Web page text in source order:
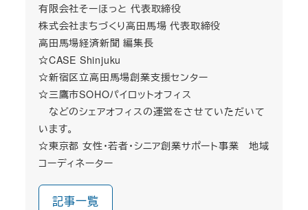
有限会社そーほっと 代表取締役
株式会社まちづくり高田馬場 代表取締役
高田馬場経済新聞 編集長
☆CASE Shinjuku
☆新宿区立高田馬場創業支援センター
☆三鷹市SOHOパイロットオフィス
などのシェアオフィスの運営をさせていただいて
います。
☆東京都 女性・若者・シニア創業サポート事業 地域
コーディネーター
記事一覧